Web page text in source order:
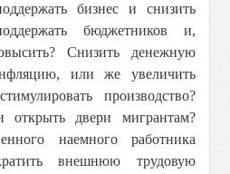
бизнес и снизить
бюджетников и,
Снизить денежную
или же увеличить
производство?
открыть двери мигрантам?
наемного работника
внешнюю трудовую